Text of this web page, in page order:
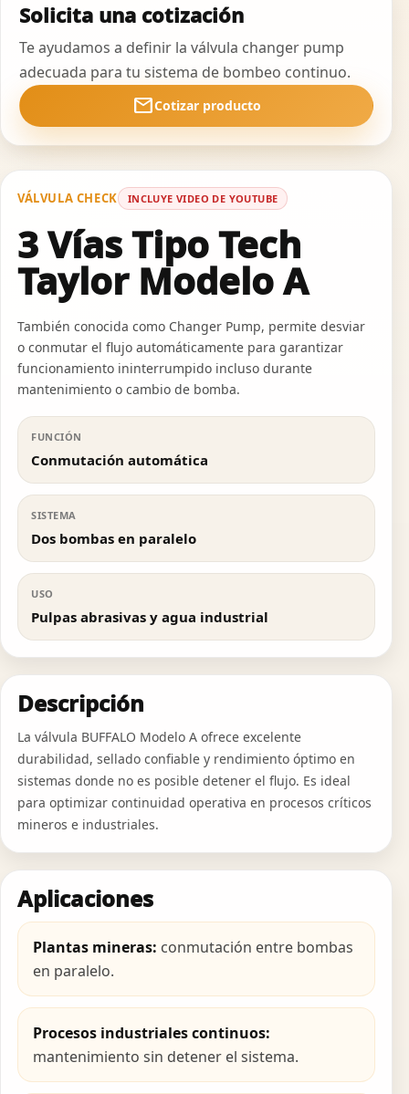
Solicita una cotización
Te ayudamos a definir la válvula changer pump
adecuada para tu sistema de bombeo continuo.
mailCotizar producto
VÁLVULA CHECK INCLUYE VIDEO DE YOUTUBE
3 Vías Tipo Tech
Taylor Modelo A
También conocida como Changer Pump, permite desviar
o conmutar el flujo automáticamente para garantizar
funcionamiento ininterrumpido incluso durante
mantenimiento o cambio de bomba.
FUNCIÓN
Conmutación automática
SISTEMA
Dos bombas en paralelo
USO
Pulpas abrasivas y agua industrial
Descripción
La válvula BUFFALO Modelo A ofrece excelente
durabilidad, sellado confiable y rendimiento óptimo en
sistemas donde no es posible detener el flujo. Es ideal
para optimizar continuidad operativa en procesos críticos
mineros e industriales.
Aplicaciones
Plantas mineras: conmutación entre bombas
en paralelo.
Procesos industriales continuos:
mantenimiento sin detener el sistema.